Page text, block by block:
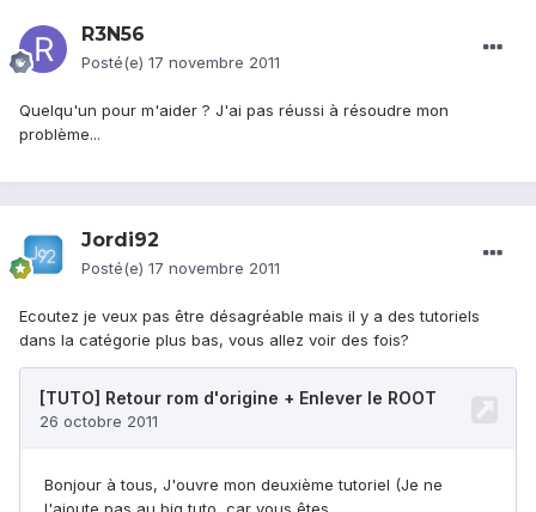
R3N56
Posté(e) 17 novembre 2011
Quelqu'un pour m'aider ? J'ai pas réussi à résoudre mon
problème...
Jordi92
Posté(e) 17 novembre 2011
Ecoutez je veux pas être désagréable mais il y a des tutoriels
dans la catégorie plus bas, vous allez voir des fois?